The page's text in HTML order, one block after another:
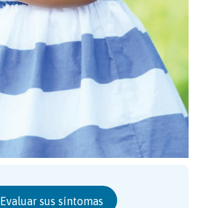
Evaluar sus síntomas